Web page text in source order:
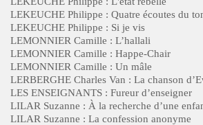
LEKEUCHE Philippe : Quatre écoutes du
LEKEUCHE Philippe : Si je vis
LEMONNIER Camille : L’hallali
LEMONNIER Camille : Happe-Chair
LEMONNIER Camille : Un mâle
LERBERGHE Charles Van : La chanson
LES ENSEIGNANTS : Fureur d’enseigner
LILAR Suzanne : À la recherche d’une
LILAR Suzanne : La confession anonyme